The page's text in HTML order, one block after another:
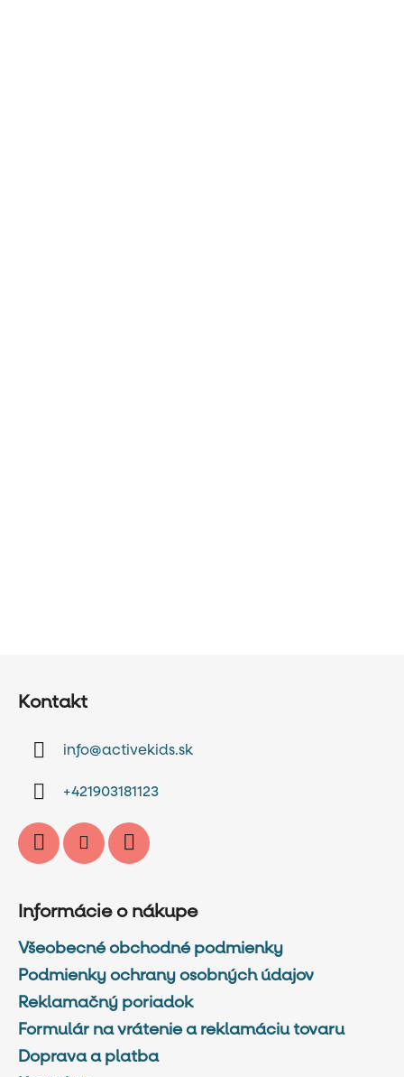
Kontakt
info@activekids.sk
+421903181123
Informácie o nákupe
Všeobecné obchodné podmienky
Podmienky ochrany osobných údajov
Reklamačný poriadok
Formulár na vrátenie a reklamáciu tovaru
Doprava a platba